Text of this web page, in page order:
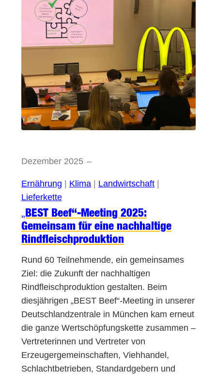
Dezember 2025 –
Ernährung | Klima | Landwirtschaft
Lieferkette
„BEST Beef“-Meeting 2025:
Gemeinsam für eine nachhaltige
Rindfleischproduktion
Rund 60 Teilnehmende, ein gemeinsames
Ziel: die Zukunft der nachhaltigen
Rindfleischproduktion gestalten. Beim
diesjährigen „BEST Beef“-Meeting in unserer
Deutschlandzentrale in München kam erneut
die ganze Wertschöpfungskette zusammen –
Vertreterinnen und Vertreter von
Erzeugergemeinschaften, Viehhandel,
Schlachtbetrieben, Standardgebern und